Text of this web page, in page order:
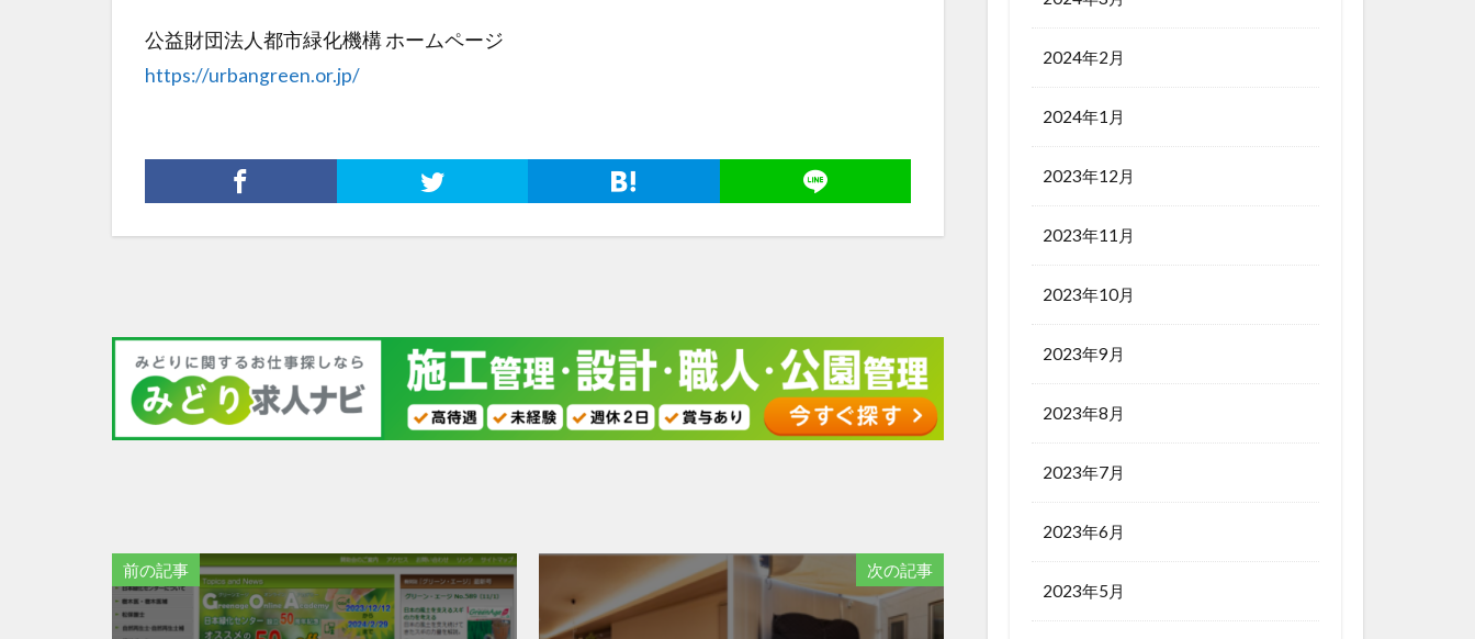
公益財団法人都市緑化機構 ホームページ
https://urbangreen.or.jp/
前の記事 次の記事
2024年2月
2024年1月
2023年12月
2023年11月
2023年10月
2023年9月
2023年8月
2023年7月
2023年6月
2023年5月